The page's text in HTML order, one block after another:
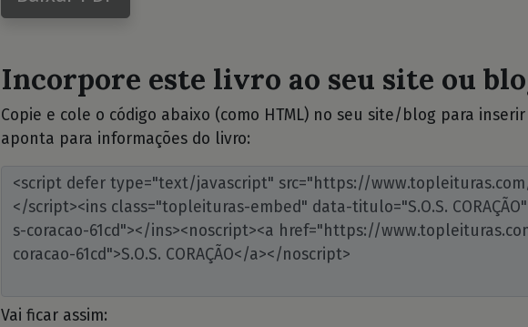
Incorpore este livro ao seu site ou
Copie e cole o código abaixo (como HTML) no seu site/blog para
aponta para informações do livro:
Vai ficar assim: